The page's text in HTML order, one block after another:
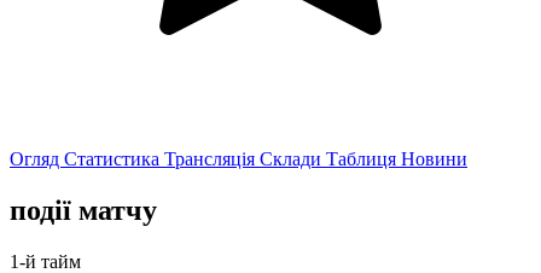
Огляд Статистика Трансляція Склади Таблиця Новини
події матчу
1-й тайм